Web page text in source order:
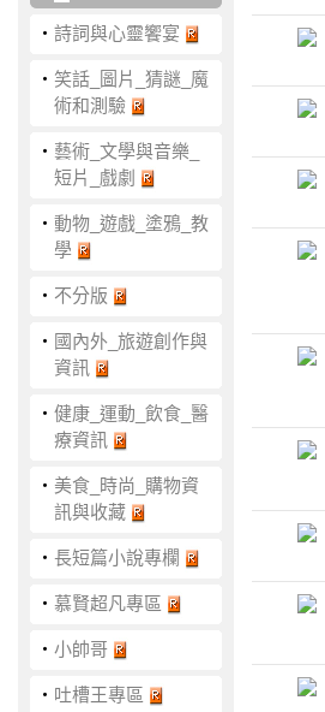
‧ 詩詞與心靈饗宴
‧ 笑話_圖片_猜謎_魔
術和測驗
‧ 藝術_文學與音樂_
短片_戲劇
‧ 動物_遊戲_塗鴉_教
學
‧ 不分版
‧ 國內外_旅遊創作與
資訊
‧ 健康_運動_飲食_醫
療資訊
‧ 美食_時尚_購物資
訊與收藏
‧ 長短篇小說專欄
‧ 慕賢超凡專區
‧ 小帥哥
‧ 吐槽王專區